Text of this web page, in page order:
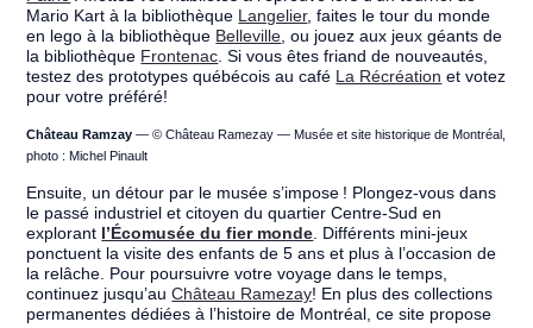
Mario Kart à la bibliothèque Langelier, faites le tour du monde
en lego à la bibliothèque Belleville, ou jouez aux jeux géants de
la bibliothèque Frontenac. Si vous êtes friand de nouveautés,
testez des prototypes québécois au café La Récréation et votez
pour votre préféré!
Château Ramzay — © Château Ramezay — Musée et site historique de Montréal,
photo : Michel Pinault
Ensuite, un détour par le musée s’impose ! Plongez-vous dans
le passé industriel et citoyen du quartier Centre-Sud en
explorant l’Écomusée du fier monde . Différents mini-jeux
ponctuent la visite des enfants de 5 ans et plus à l’occasion de
la relâche. Pour poursuivre votre voyage dans le temps,
continuez jusqu’auChâteau Ramezay! En plus des collections
permanentes dédiées à l’histoire de Montréal, ce site propose